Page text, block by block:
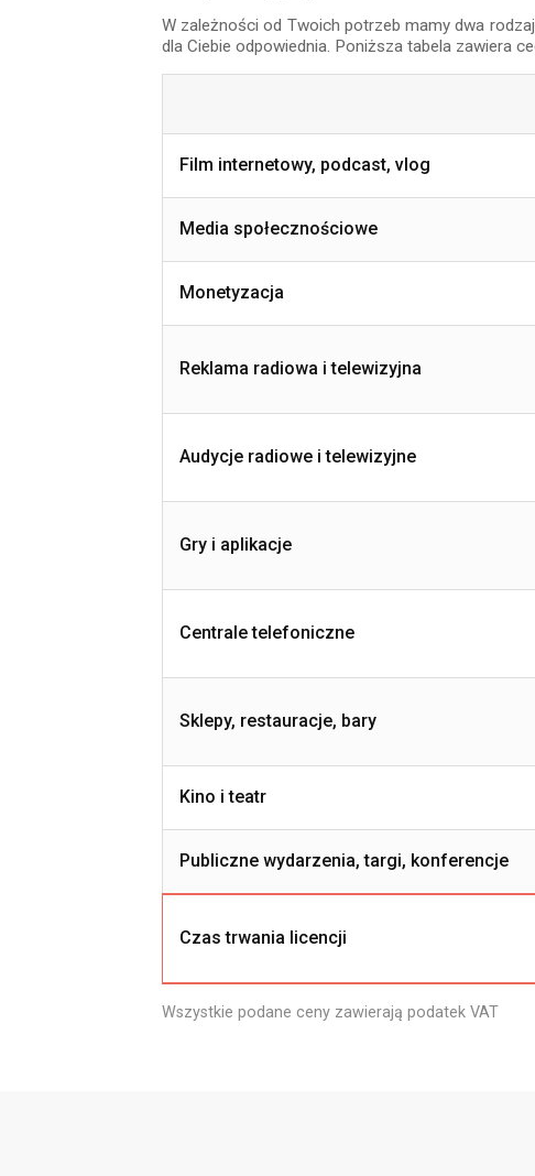
W zależności od Twoich potrzeb mamy dwa
dla Ciebie odpowiednia. Poniższa tabela zawiera
Film internetowy, podcast, vlog
Media społecznościowe
Monetyzacja
Reklama radiowa i telewizyjna
Audycje radiowe i telewizyjne
Gry i aplikacje
Centrale telefoniczne
Sklepy, restauracje, bary
Kino i teatr
Publiczne wydarzenia, targi, konferencje
Czas trwania licencji
Wszystkie podane ceny zawierają podatek VAT